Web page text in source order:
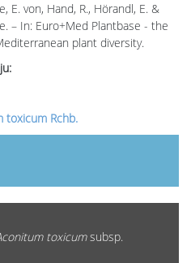
E. von, Hand, R., Hörandl, E. &
– In: Euro+Med Plantbase - the
plant diversity.
toxicum Rchb.
toxicumsubsp.